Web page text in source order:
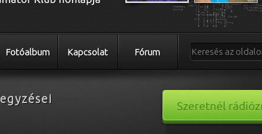
Fotóalbum Kapcsolat Fórum